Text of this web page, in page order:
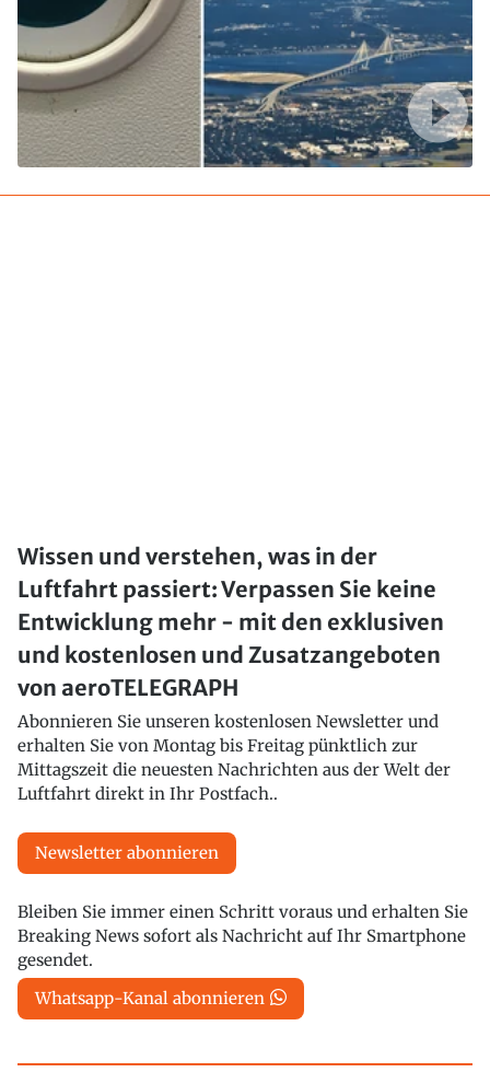
Wissen und verstehen, was in der
Luftfahrt passiert: Verpassen Sie keine
Entwicklung mehr - mit den exklusiven
und kostenlosen und Zusatzangeboten
von aeroTELEGRAPH
Abonnieren Sie unseren kostenlosen Newsletter und
erhalten Sie von Montag bis Freitag pünktlich zur
Mittagszeit die neuesten Nachrichten aus der Welt der
Luftfahrt direkt in Ihr Postfach..
Newsletter abonnieren
Bleiben Sie immer einen Schritt voraus und erhalten Sie
Breaking News sofort als Nachricht auf Ihr Smartphone
gesendet.
Whatsapp-Kanal abonnieren